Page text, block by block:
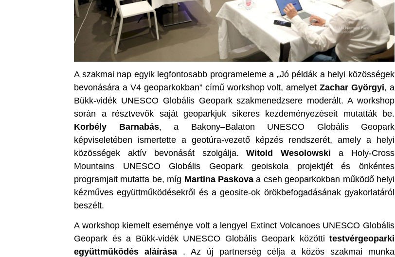
A szakmai nap egyik legfontosabb programeleme a „Jó példák a helyi közösségek
bevonására a V4 geoparkokban” című workshop volt, amelyetZachar Györgyi, a
Bükk-vidék UNESCO Globális Geopark szakmenedzsere moderált. A workshop
során a résztvevők saját geoparkjuk sikeres kezdeményezéseit mutatták be.
Korbély Barnabás, a Bakony–Balaton UNESCO Globális Geopark
képviseletében ismertette a geotúra-vezető képzés rendszerét, amely a helyi
közösségek aktív bevonását szolgálja.Witold Wesolowski a Holy-Cross
Mountains UNESCO Globális Geopark geoiskola projektjét és önkéntes
programjait mutatta be, míg Martina Paskova a cseh geoparkokban működő helyi
kézműves együttműködésekről és a geosite-ok örökbefogadásának gyakorlatáról
beszélt.
A workshop kiemelt eseménye volt a lengyel Extinct Volcanoes UNESCO Globális
Geopark és a Bükk-vidék UNESCO Globális Geopark közötti testvérgeoparki
együttműködés aláírása . Az új partnerség célja a közös szakmai munka